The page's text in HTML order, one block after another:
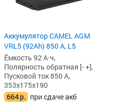
Аккумулятор CAMEL AGM
VRL5 (92Ah) 850 А, L5
Ёмкость 92 А·ч,
Полярность обратная [- +],
Пусковой ток 850 А,
353x175x190
664р. при сдаче акб